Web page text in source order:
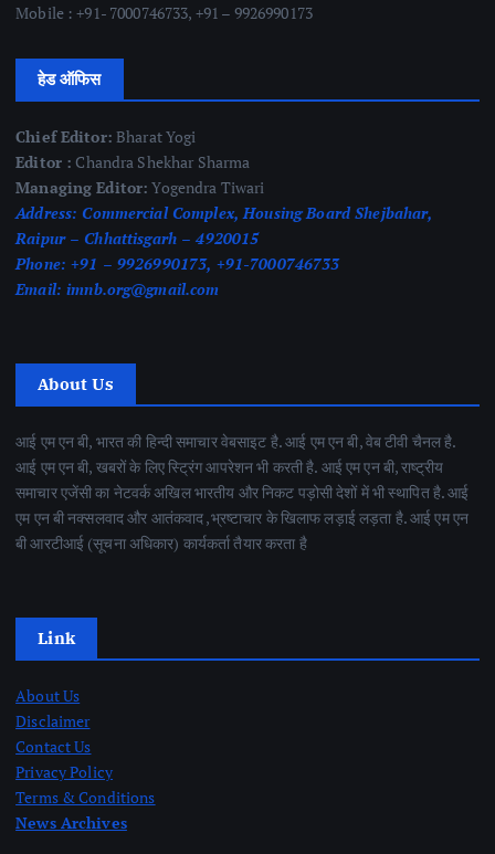
Mobile : +91- 7000746733, +91 – 9926990173
हेड ऑफिस
Chief Editor: Bharat Yogi
Editor : Chandra Shekhar Sharma
Managing Editor: Yogendra Tiwari
Address: Commercial Complex, Housing Board Shejbahar,
Raipur – Chhattisgarh – 4920015
Phone: +91 – 9926990173, +91-7000746733
Email: imnb.org@gmail.com
About Us
आई एम एन बी, भारत की हिन्दी समाचार वेबसाइट है. आई एम एन बी, वेब टीवी चैनल है.
आई एम एन बी, खबरों के लिए स्ट्रिंग आपरेशन भी करती है. आई एम एन बी, राष्ट्रीय
समाचार एजेंसी का नेटवर्क अखिल भारतीय और निकट पड़ोसी देशों में भी स्थापित है. आई
एम एन बी नक्सलवाद और आतंकवाद ,भ्रष्टाचार के खिलाफ लड़ाई लड़ता है. आई एम एन
बी आरटीआई (सूचना अधिकार) कार्यकर्ता तैयार करता है
Link
About Us
Disclaimer
Contact Us
Privacy Policy
Terms & Conditions
News Archives